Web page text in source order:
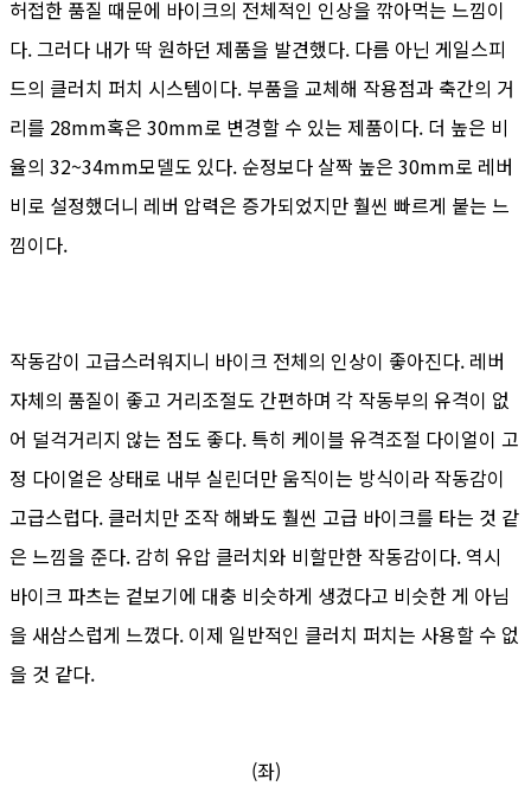
허접한 품질 때문에 바이크의 전체적인 인상을 깎아먹는 느낌이
다. 그러다 내가 딱 원하던 제품을 발견했다. 다름 아닌 게일스피
드의 클러치 퍼치 시스템이다. 부품을 교체해 작용점과 축간의 거
리를 28mm혹은 30mm로 변경할 수 있는 제품이다. 더 높은 비
율의 32~34mm모델도 있다. 순정보다 살짝 높은 30mm로 레버
비로 설정했더니 레버 압력은 증가되었지만 훨씬 빠르게 붙는 느
낌이다.
작동감이 고급스러워지니 바이크 전체의 인상이 좋아진다. 레버
자체의 품질이 좋고 거리조절도 간편하며 각 작동부의 유격이 없
어 덜걱거리지 않는 점도 좋다. 특히 케이블 유격조절 다이얼이 고
정 다이얼은 상태로 내부 실린더만 움직이는 방식이라 작동감이
고급스럽다. 클러치만 조작 해봐도 훨씬 고급 바이크를 타는 것 같
은 느낌을 준다. 감히 유압 클러치와 비할만한 작동감이다. 역시
바이크 파츠는 겉보기에 대충 비슷하게 생겼다고 비슷한 게 아님
을 새삼스럽게 느꼈다. 이제 일반적인 클러치 퍼치는 사용할 수 없
을 것 같다.
(좌)